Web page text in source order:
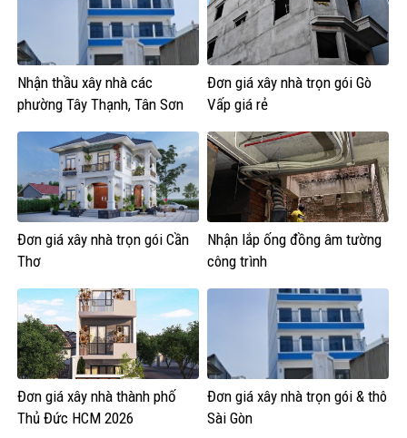
Nhận thầu xây nhà các
phường Tây Thạnh, Tân Sơn
và Tân Phú.
Đơn giá xây nhà trọn gói Gò
Vấp giá rẻ
Đơn giá xây nhà trọn gói Cần
Thơ
Nhận lắp ống đồng âm tường
công trình
Đơn giá xây nhà thành phố
Thủ Đức HCM 2026
Đơn giá xây nhà trọn gói & thô
Sài Gòn